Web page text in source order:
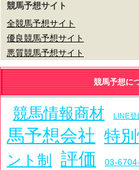
競馬予想サイト
全競馬予想サイト
優良競馬予想サイト
悪質競馬予想サイト
競馬予想に
競馬情報商材 LINE
馬予想会社 特
ント制
評価 03-